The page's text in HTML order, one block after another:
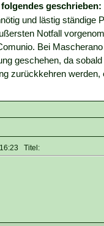
geschrieben:
und lästig ständige
Notfall
Bei
geschehen, da
zurückkehren
16:23 Titel: